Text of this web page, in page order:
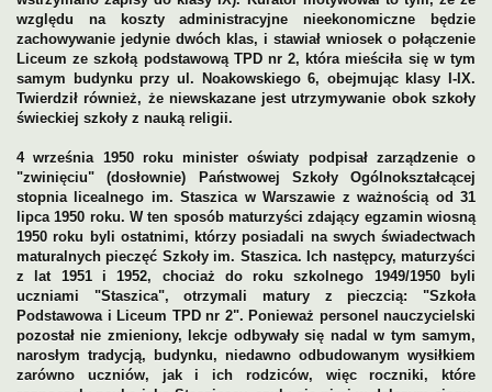
względu na koszty administracyjne nieekonomiczne będzie
zachowywanie jedynie dwóch klas, i stawiał wniosek o połączenie
Liceum ze szkołą podstawową TPD nr 2, która mieściła się w tym
samym budynku przy ul. Noakowskiego 6, obejmując klasy I-IX.
Twierdził również, że niewskazane jest utrzymywanie obok szkoły
świeckiej szkoły z nauką religii.
4 września 1950 roku minister oświaty podpisał zarządzenie o
"zwinięciu" (dosłownie) Państwowej Szkoły Ogólnokształcącej
stopnia licealnego im. Staszica w Warszawie z ważnością od 31
lipca 1950 roku. W ten sposób maturzyści zdający egzamin wiosną
1950 roku byli ostatnimi, którzy posiadali na swych świadectwach
maturalnych pieczęć Szkoły im. Staszica. Ich następcy, maturzyści
z lat 1951 i 1952, chociaż do roku szkolnego 1949/1950 byli
uczniami "Staszica", otrzymali matury z pieczcią: "Szkoła
Podstawowa i Liceum TPD nr 2". Ponieważ personel nauczycielski
pozostał nie zmieniony, lekcje odbywały się nadal w tym samym,
narosłym tradycją, budynku, niedawno odbudowanym wysiłkiem
zarówno uczniów, jak i ich rodziców, więc roczniki, które
Jurka Szczudlika
okresie 1964-1968, gdy chodziliśmy do szkoły